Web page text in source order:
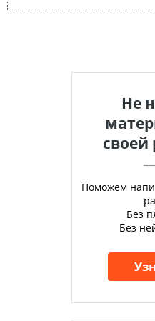
Не
своей
Поможем
Без
Без